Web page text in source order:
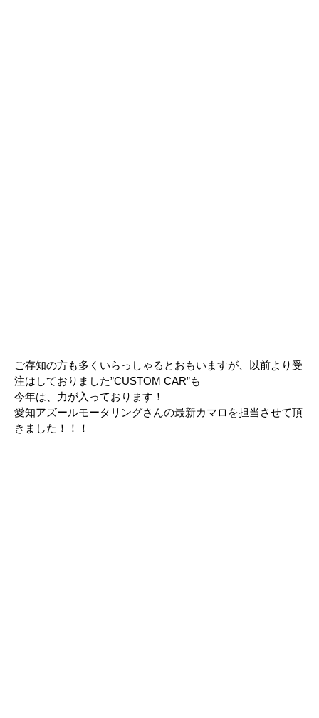
ご存知の方も多くいらっしゃるとおもいますが、以前より受
注はしておりました”CUSTOM CAR”も
今年は、力が入っております！
愛知アズールモータリングさんの最新カマロを担当させて頂
きました！！！